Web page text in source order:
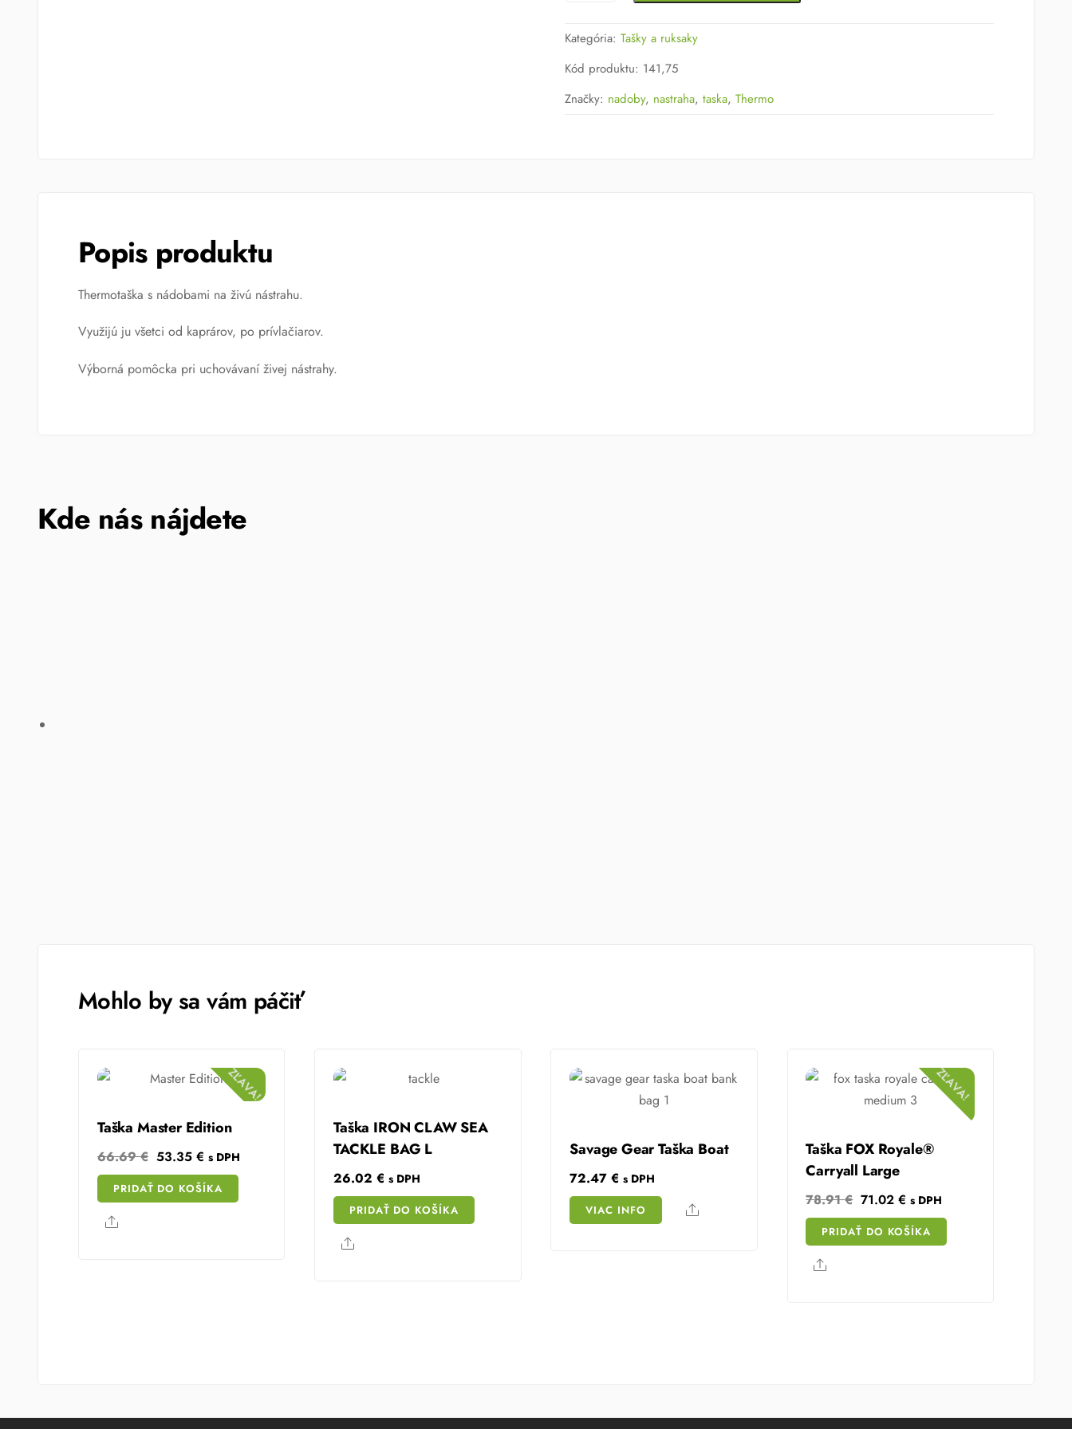
s
nádobami
návnady
Kategória:Tašky a ruksaky
Kód produktu: 141,75
Značky: nadoby, nastraha,taska,Thermo
Popis produktu
Thermotaška s nádobami na živú nástrahu.
Využijú ju všetci od kaprárov, po prívlačiarov.
Výborná pomôcka pri uchovávaní živej nástrahy.
Kde nás nájdete
Mohlo by sa vám páčiť
ZĽAVA!
Taška Master Edition
66.69€ Original
price
was:
53.35 €Current
price
is:
s DPH
PRIDAŤ DO KOŠÍKA
Share
Taška IRON CLAW SEA
TACKLE BAG L
26.02€ s DPH
PRIDAŤ DO KOŠÍKA
Share
Savage Gear Taška Boat
72.47€ s DPH
VIAC INFO Share
ZĽAVA!
Taška FOX Royale®
Carryall Large
78.91€ Original
price
was:
71.02€ Current
price
is:
s DPH
PRIDAŤ DO KOŠÍKA
Share